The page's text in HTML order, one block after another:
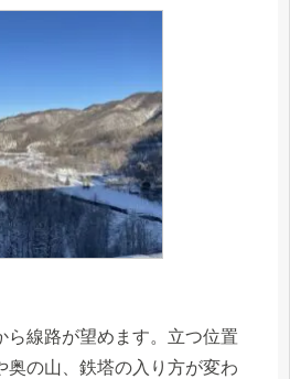
ら線路が望めます。立つ位置
奥の山、鉄塔の入り方が変わ